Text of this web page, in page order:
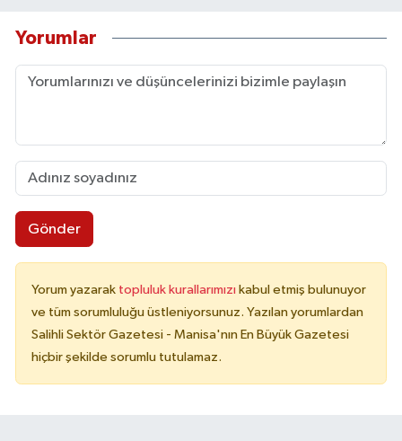
Yorumlar
Gönder
Yorum yazarak topluluk kurallarımızı kabul etmiş bulunuyor
ve tüm sorumluluğu üstleniyorsunuz. Yazılan yorumlardan
Salihli Sektör Gazetesi - Manisa'nın En Büyük Gazetesi
hiçbir şekilde sorumlu tutulamaz.